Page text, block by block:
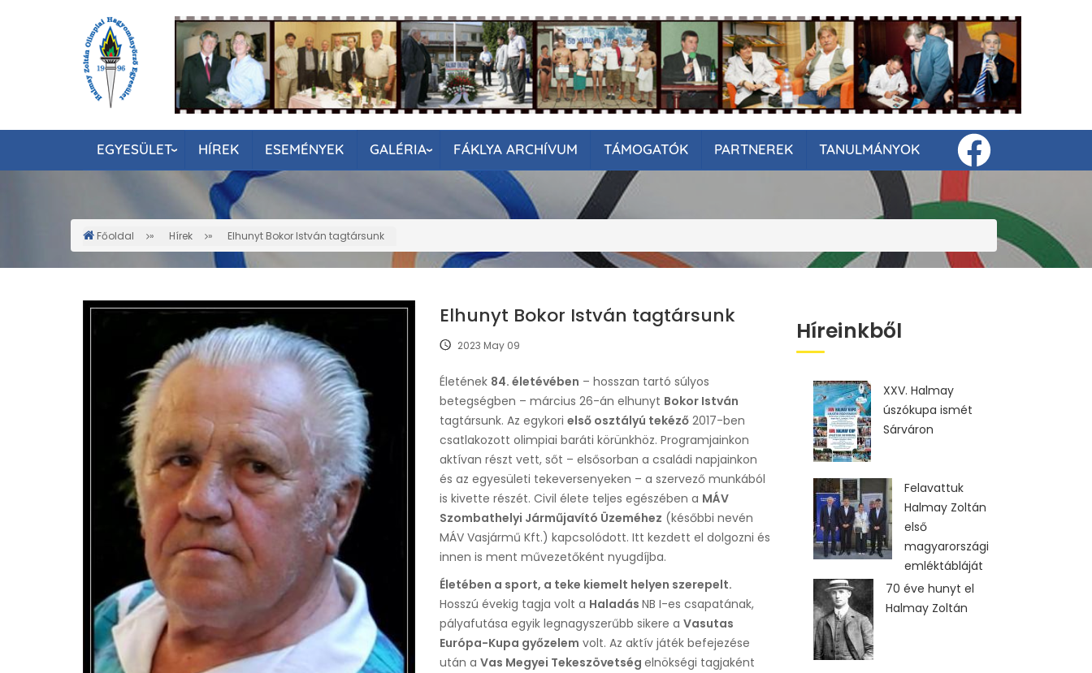
EGYESÜLET HÍREK ESEMÉNYEK GALÉRIA FÁKLYA ARCHÍVUM TÁMOGATÓK PARTNEREK TANULMÁNYOK
Morzsa
Főoldal Hírek Elhunyt Bokor István tagtársunk
Elhunyt Bokor István tagtársunk
2023 May 09
Életének 84. életévében – hosszan tartó súlyos
betegségben – március 26-án elhunyt Bokor István
tagtársunk. Az egykori első osztályú tekéző2017-ben
csatlakozott olimpiai baráti körünkhöz. Programjainkon
aktívan részt vett, sőt – elsősorban a családi napjainkon
és az egyesületi tekeversenyeken – a szervező munkából
is kivette részét. Civil élete teljes egészében a MÁV
Szombathelyi Járműjavító Üzeméhez (későbbi nevén
MÁV Vasjármű Kft.) kapcsolódott. Itt kezdett el dolgozni és
innen is ment művezetőként nyugdíjba.
Életében a sport, a teke kiemelt helyen szerepelt.
Hosszú évekig tagja volt a Haladás NB I-es csapatának,
pályafutása egyik legnagyszerűbb sikere a Vasutas
Európa-Kupa győzelem volt. Az aktív játék befejezése
után a Vas Megyei Tekeszövetség elnökségi tagjaként
Híreinkből
XXV. Halmay
úszókupa ismét
Sárváron
Felavattuk
Halmay Zoltán
első
magyarországi
emléktábláját
70 éve hunyt el
Halmay Zoltán